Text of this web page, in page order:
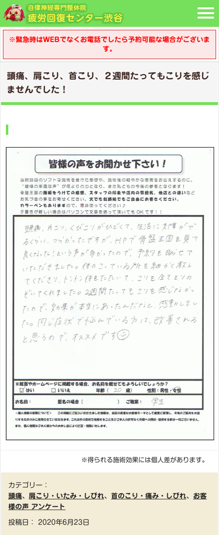
※緊急時はWEBでなくお電話でしたら予約可能な場合がございま
す。
頭痛、肩こり、首こり、２週間たってもこりを感じ
ませんでした！
※得られる施術効果には個人差があります。
カテゴリー：
頭痛、 肩こり・いたみ・しびれ 、 首のこり・痛み・しびれ 、 お客
様の声 アンケート
投稿日： 2020年6月23日